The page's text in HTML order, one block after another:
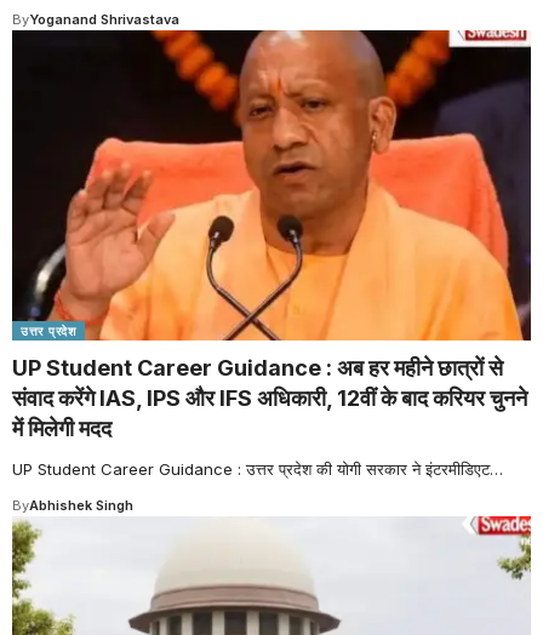
ByYoganand Shrivastava
उत्तर प्रदेश
UP Student Career Guidance : अब हर महीने छात्रों से
संवाद करेंगे IAS, IPS और IFS अधिकारी, 12वीं के बाद करियर चुनने
में मिलेगी मदद
UP Student Career Guidance : उत्तर प्रदेश की योगी सरकार ने इंटरमीडिएट…
ByAbhishek Singh